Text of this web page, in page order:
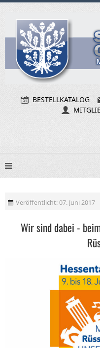
BESTELLKATALOG
Veröffentlicht: 07. Juni 2017
Wir sind dabei -